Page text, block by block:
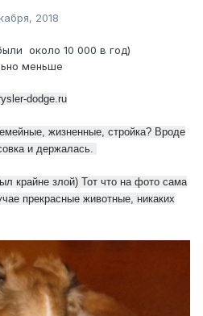
2018
около 10 000 в год)
меньше
dodge.ru
жизненные, стройка? Вроде
и держалась.
крайне злой) Тот что на фото сама
прекрасные животные, никаких